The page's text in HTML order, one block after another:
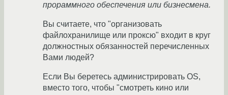
прораммного обеспечения или бизнесмена.
Вы считаете, что "организовать
файлохранилище или проксю" входит в круг
должностных обязанностей перечисленных
Вами людей?
Если Вы беретесь администрировать OS,
вместо того, чтобы "смотреть кино или